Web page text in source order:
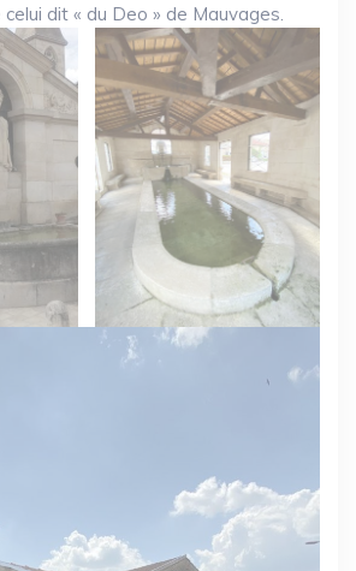
dit « du Deo » de Mauvages.